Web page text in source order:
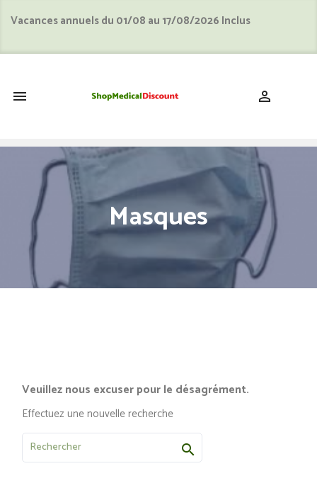
Vacances annuels du 01/08 au 17/08/2026 Inclus
 
Masques
Veuillez nous excuser pour le désagrément.
Effectuez une nouvelle recherche
